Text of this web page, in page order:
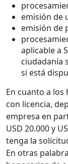
emisión de
emisión de
aplicable a
ciudadanía
si está
En cuanto a
con licencia,
empresa en
USD 20.000 y
tenga la
En otras